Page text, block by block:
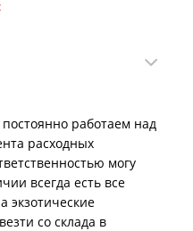
работаем над
расходных
могу
всегда есть все
экзотические
со склада в